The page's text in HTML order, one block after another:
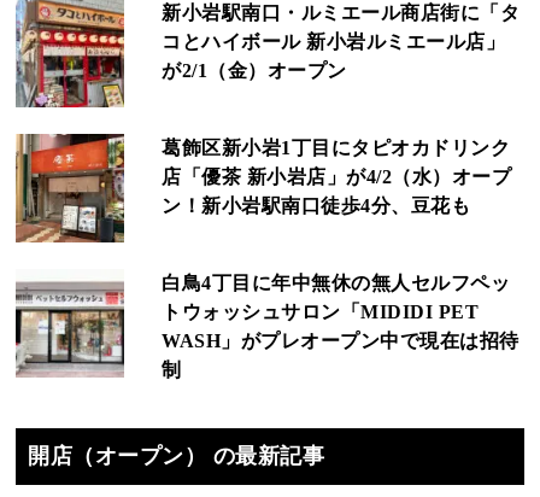
新小岩駅南口・ルミエール商店街に「タ
コとハイボール 新小岩ルミエール店」
が2/1（金）オープン
葛飾区新小岩1丁目にタピオカドリンク
店「優茶 新小岩店」が4/2（水）オープ
ン！新小岩駅南口徒歩4分、豆花も
白鳥4丁目に年中無休の無人セルフペッ
トウォッシュサロン「MIDIDI PET
WASH」がプレオープン中で現在は招待
制
開店（オープン） の最新記事